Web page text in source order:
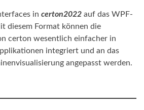
in certon2022 auf das WPF-
diesem Format können die
certon wesentlich einfacher in
integriert und an das
angepasst werden.